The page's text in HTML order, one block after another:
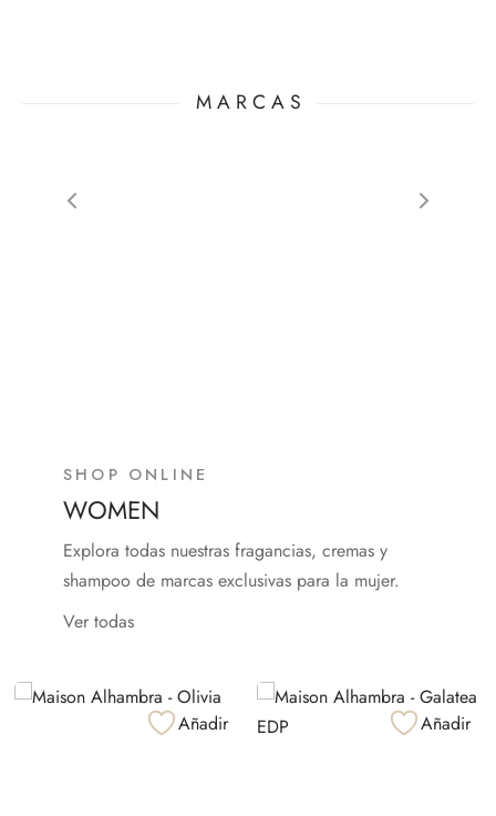
M A R C A S
SHOP ONLINE
WOMEN
Explora todas nuestras fragancias, cremas y
shampoo de marcas exclusivas para la mujer.
Ver todas
Añadir Añadir